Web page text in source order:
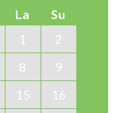
La
Su
1
2
8
9
15
16